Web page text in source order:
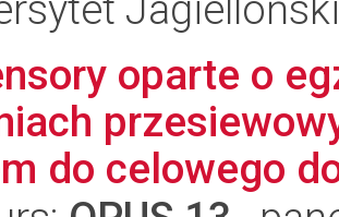
oparte o
do celowego